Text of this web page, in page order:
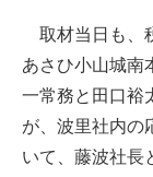
取材当日も、
あさひ小山城南
一常務と田口裕
が、波里社内の
いて、藤波社長